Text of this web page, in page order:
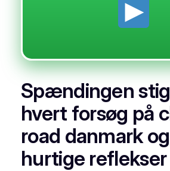
Spændingen
hvert forsøg på
road danmark
hurtige